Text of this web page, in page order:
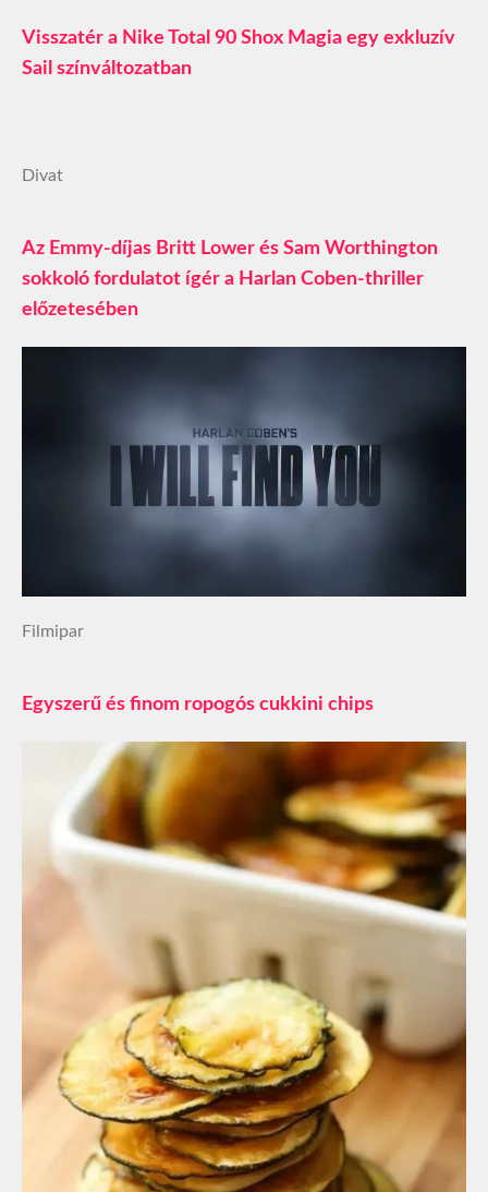
Visszatér a Nike Total 90 Shox Magia egy exkluzív
Sail színváltozatban
Divat
Az Emmy-díjas Britt Lower és Sam Worthington
sokkoló fordulatot ígér a Harlan Coben-thriller
előzetesében
Filmipar
Egyszerű és finom ropogós cukkini chips